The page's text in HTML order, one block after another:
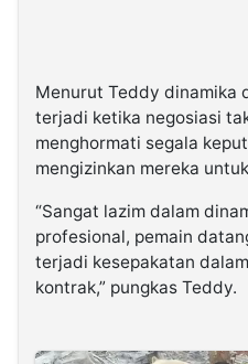
Menurut Teddy dinamika
terjadi ketika negosiasi
menghormati segala
mengizinkan mereka
“Sangat lazim dalam
profesional, pemain
terjadi kesepakatan
kontrak,” pungkas Teddy.